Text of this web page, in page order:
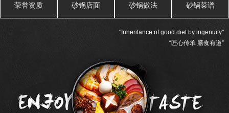
荣誉资质 砂锅店面 砂锅做法 砂锅菜谱
"Inheritance of good diet by ingenuity"
“匠心传承 膳食有道”